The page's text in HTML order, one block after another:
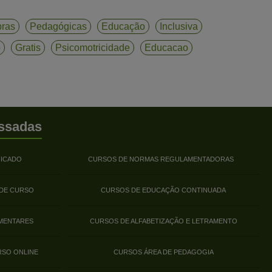
Pedagógicas Educação Inclusiva
Gratis Psicomotricidade Educacao
CURSO
ONLINE
CURSOS DE NORMAS REGULAMENTADORAS
CURSOS DE EDUCAÇÃO CONTINUADA
CURSOS DE ALFABETIZAÇÃO E LETRAMENTO
CURSOS ÁREA DE PEDAGOGIA